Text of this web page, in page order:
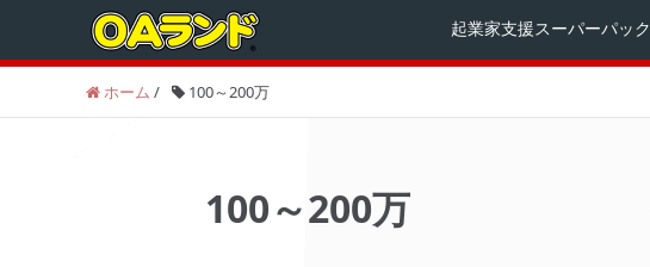
起業家支援スーパーパック
ホーム / 100～200万
100～200万